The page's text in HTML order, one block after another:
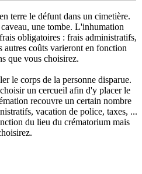
terre le défunt dans un cimetière.
une tombe. L'inhumation
obligatoires : frais administratifs,
autres coûts varieront en fonction
que vous choisirez.
le corps de la personne disparue.
un cercueil afin d'y placer le
recouvre un certain nombre
vacation de police, taxes, ...
du lieu du crématorium mais